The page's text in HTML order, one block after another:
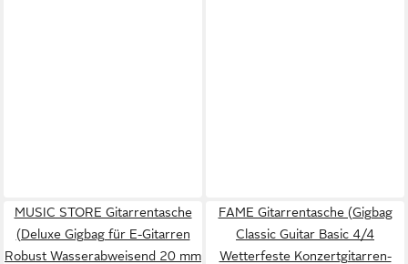
MUSIC STORE Gitarrentasche
(Deluxe Gigbag für E-Gitarren
Robust Wasserabweisend 20 mm
FAME Gitarrentasche (Gigbag
Classic Guitar Basic 4/4
Wetterfeste Konzertgitarren-